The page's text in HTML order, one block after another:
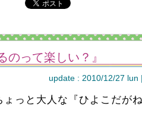
のって楽しい？』
update : 2010/12/27
ょっと大人な『ひよこだが